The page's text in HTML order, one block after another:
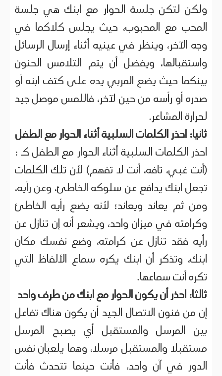
ولكن لتكن جلسة الحوار مع ابنك هي جلسة
المحب مع المحبوب، حيث يجلس كلاكما في
وجه الآخر، وينظر في عينيه أثناء إرسال الرسائل
واستقبالها، ويفضل أن يتم التلامس الحنون
بينكما حيث يضع المربي يده على كتف ابنه أو
صدره أو رأسه من حين لآخر، فاللمس موصل جيد
لحرارة المشاعر.
ثانيا: احذر الكلمات السلبية أثناء الحوار مع الطفل
احذر الكلمات السلبية أثناء الحوار مع الطفل كـ :
(أنت غبي، تافه، أنت لا تفهم) لأن تلك الكلمات
تجعل ابنك يدافع عن سلوكه الخاطئ، وعن رأيه،
ومن ثم يعاند ويعاند؛ لأنه يضع رأيه الخاطئ
وكرامته في ميزان واحد، ويشعر أنه إن تنازل عن
رأيه فقد تنازل عن كرامته، وضع نفسك مكان
ابنك، وتذكر أن ابنك يكره سماع الألفاظ التي
تكره أنت سماعها.
ثالثا: احذر أن يكون الحوار مع ابنك من طرف واحد
إن من فنون الاتصال الجيد أن يكون هناك تفاعل
بين المرسل والمستقبل أي يصبح المرسل
مستقبلا والمستقبل مرسلا، وهما يلعبان نفس
الدور في آن واحد، فأنت حينما تتحدث فأنت